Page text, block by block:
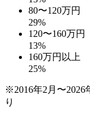
80〜120万円
29%
120〜160万円
13%
160万円以上
25%
※2016年2月〜2026
り